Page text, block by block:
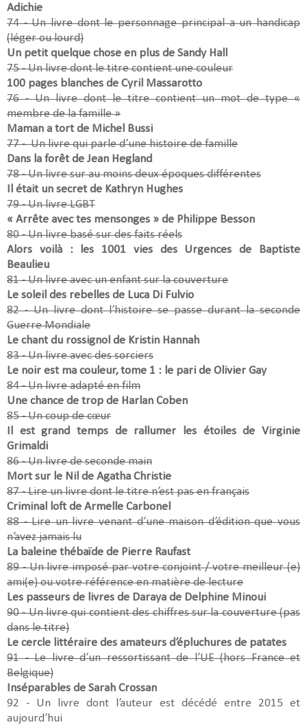
Adichie
74 - Un livre dont le personnage principal a un handicap
(léger ou lourd)
Un petit quelque chose en plus de Sandy Hall
75 - Un livre dont le titre contient une couleur
100 pages blanches de Cyril Massarotto
76 - Un livre dont le titre contient un mot de type «
membre de la famille »
Maman a tort de Michel Bussi
77 - Un livre qui parle d’une histoire de famille
Dans la forêt de Jean Hegland
78 - Un livre sur au moins deux époques différentes
Il était un secret de Kathryn Hughes
79 - Un livre LGBT
« Arrête avec tes mensonges » de Philippe Besson
80 - Un livre basé sur des faits réels
Alors voilà : les 1001 vies des Urgences de Baptiste
Beaulieu
81 - Un livre avec un enfant sur la couverture
Le soleil des rebelles de Luca Di Fulvio
82 - Un livre dont l’histoire se passe durant la seconde
Guerre Mondiale
Le chant du rossignol de Kristin Hannah
83 - Un livre avec des sorciers
Le noir est ma couleur, tome 1 : le pari de Olivier Gay
84 - Un livre adapté en film
Une chance de trop de Harlan Coben
85 - Un coup de cœur
Il est grand temps de rallumer les étoiles de Virginie
Grimaldi
86 - Un livre de seconde main
Mort sur le Nil de Agatha Christie
87 - Lire un livre dont le titre n’est pas en français
Criminal loft de Armelle Carbonel
88 - Lire un livre venant d’une maison d’édition que vous
n’avez jamais lu
La baleine thébaïde de Pierre Raufast
89 - Un livre imposé par votre conjoint / votre meilleur (e)
ami(e) ou votre référence en matière de lecture
Les passeurs de livres de Daraya de Delphine Minoui
90 - Un livre qui contient des chiffres sur la couverture (pas
dans le titre)
Le cercle littéraire des amateurs d’épluchures de patates
91 - Le livre d’un ressortissant de l’UE (hors France et
Belgique)
Inséparables de Sarah Crossan
92 - Un livre dont l’auteur est décédé entre 2015 et
aujourd’hui